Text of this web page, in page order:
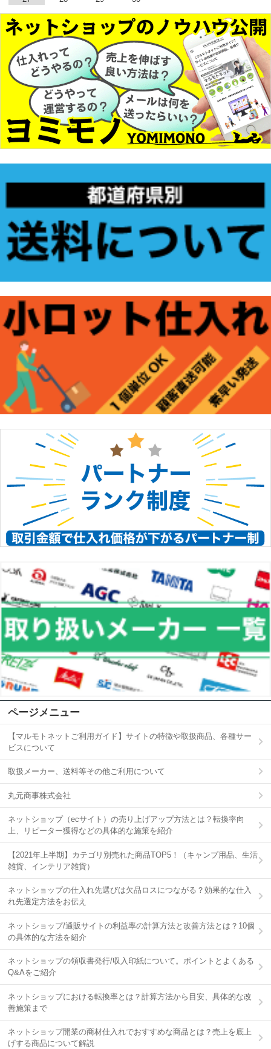
ページメニュー
【マルモトネットご利用ガイド】サイトの特徴や取扱商品、各種サー
ビスについて
取扱メーカー、送料等その他ご利用について
丸元商事株式会社
ネットショップ（ecサイト）の売り上げアップ方法とは？転換率向
上、リピーター獲得などの具体的な施策を紹介
【2021年上半期】カテゴリ別売れた商品TOP5！（キャンプ用品、生活
雑貨、インテリア雑貨）
ネットショップの仕入れ先選びは欠品ロスにつながる？効果的な仕入
れ先選定方法をお伝え
ネットショップ/通販サイトの利益率の計算方法と改善方法とは？10個
の具体的な方法を紹介
ネットショップの領収書発行/収入印紙について。ポイントとよくある
Q&Aをご紹介
ネットショップにおける転換率とは？計算方法から目安、具体的な改
善施策まで
ネットショップ開業の商材仕入れでおすすめな商品とは？売上を底上
げする商品について解説